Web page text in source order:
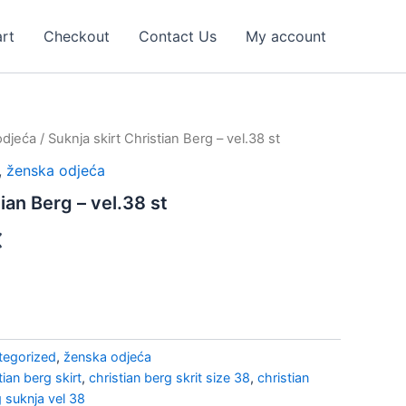
Checkout Contact Us My account
/ Suknja skirt Christian Berg – vel.38 st
, ženska odjeća
Berg – vel.38 st
Current
price
is:
, ženska odjeća
berg skirt, christian berg skrit size 38, christian
suknja vel 38